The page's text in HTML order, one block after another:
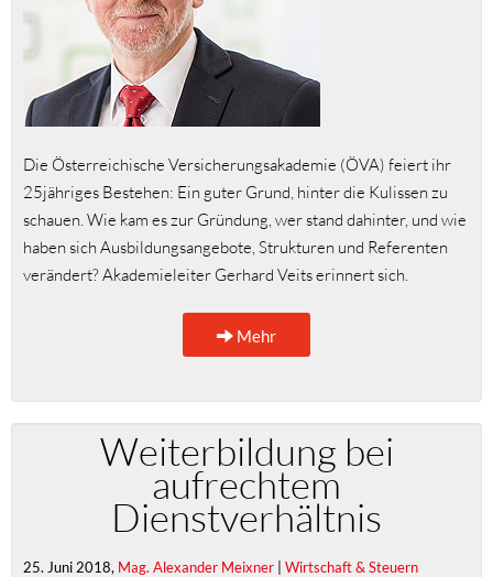
Die Österreichische Versicherungsakademie (ÖVA) feiert ihr
25jähriges Bestehen: Ein guter Grund, hinter die Kulissen zu
schauen. Wie kam es zur Gründung, wer stand dahinter, und wie
haben sich Ausbildungsangebote, Strukturen und Referenten
verändert? Akademieleiter Gerhard Veits erinnert sich.
Mehr
Weiterbildung bei
aufrechtem
Dienstverhältnis
25. Juni 2018, Mag. Alexander Meixner | Wirtschaft & Steuern